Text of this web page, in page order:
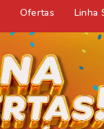
Ofertas Linha